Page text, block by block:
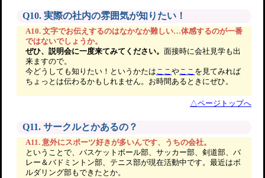
Q10. 実際の社内の雰囲気が知りたい！
A10. 文字でお伝えするのはなかなか難しい…体感するのが一番
ではないでしょうか。
ぜひ、説明会に一度来てみてください。 面接時に会社見学も出
来ますので。
今どうしても知りたい！というかたは ここ や ここ を見てみれば
ちょっとは伝わるかもしれません。お時間あるときにぜひ。
△ページトップへ
Q11. サークルとかあるの？
A11. 意外にスポーツ好きが多いんです、うちの会社。
ということで、バスケットボール部、サッカー部、剣道部、バ
レー＆バドミントン部、テニス部が現在活動中です。最近はボ
ルダリング部もできたとか。